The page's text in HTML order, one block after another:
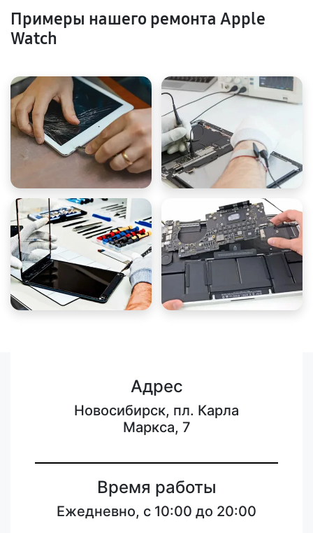
Примеры нашего ремонта Apple
Watch
Адрес
Новосибирск, пл. Карла
Маркса, 7
Время работы
Ежедневно, с 10:00 до 20:00